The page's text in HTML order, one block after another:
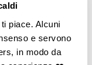
piace. Alcuni
e servono
in modo da